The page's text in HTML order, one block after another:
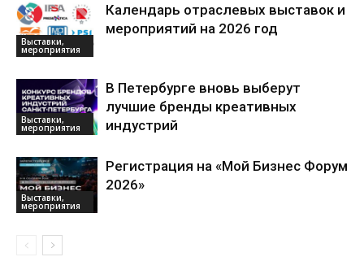
Выставки,
мероприятия
Календарь отраслевых выставок и
мероприятий на 2026 год
Выставки,
мероприятия
В Петербурге вновь выберут
лучшие бренды креативных
индустрий
Выставки,
мероприятия
Регистрация на «Мой Бизнес Форум
2026»